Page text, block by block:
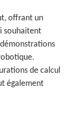
offrant un
souhaitent
de calcul
également